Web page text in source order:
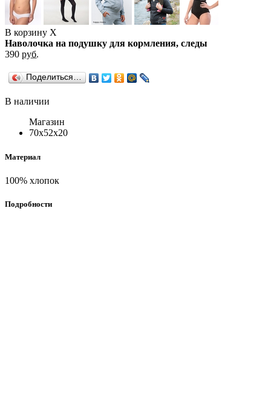
В корзину X
Наволочка на подушку для кормления, следы
390 руб.
Поделиться…
В наличии
Магазин
70х52х20
Материал
100% хлопок
Подробности